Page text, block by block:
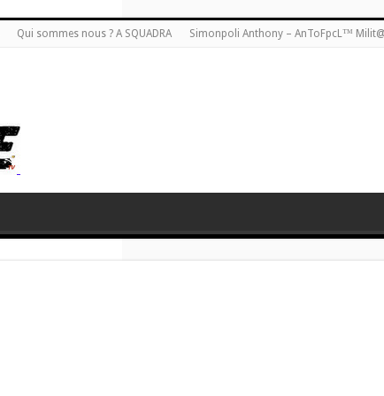
Qui sommes nous ? A SQUADRA Simonpoli Anthony – AnToFpcL™